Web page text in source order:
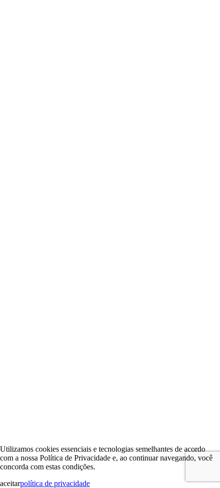
Utilizamos cookies essenciais e tecnologias semelhantes de acordo
com a nossa Política de Privacidade e, ao continuar navegando, você
concorda com estas condições.
aceitarpolítica de privacidade